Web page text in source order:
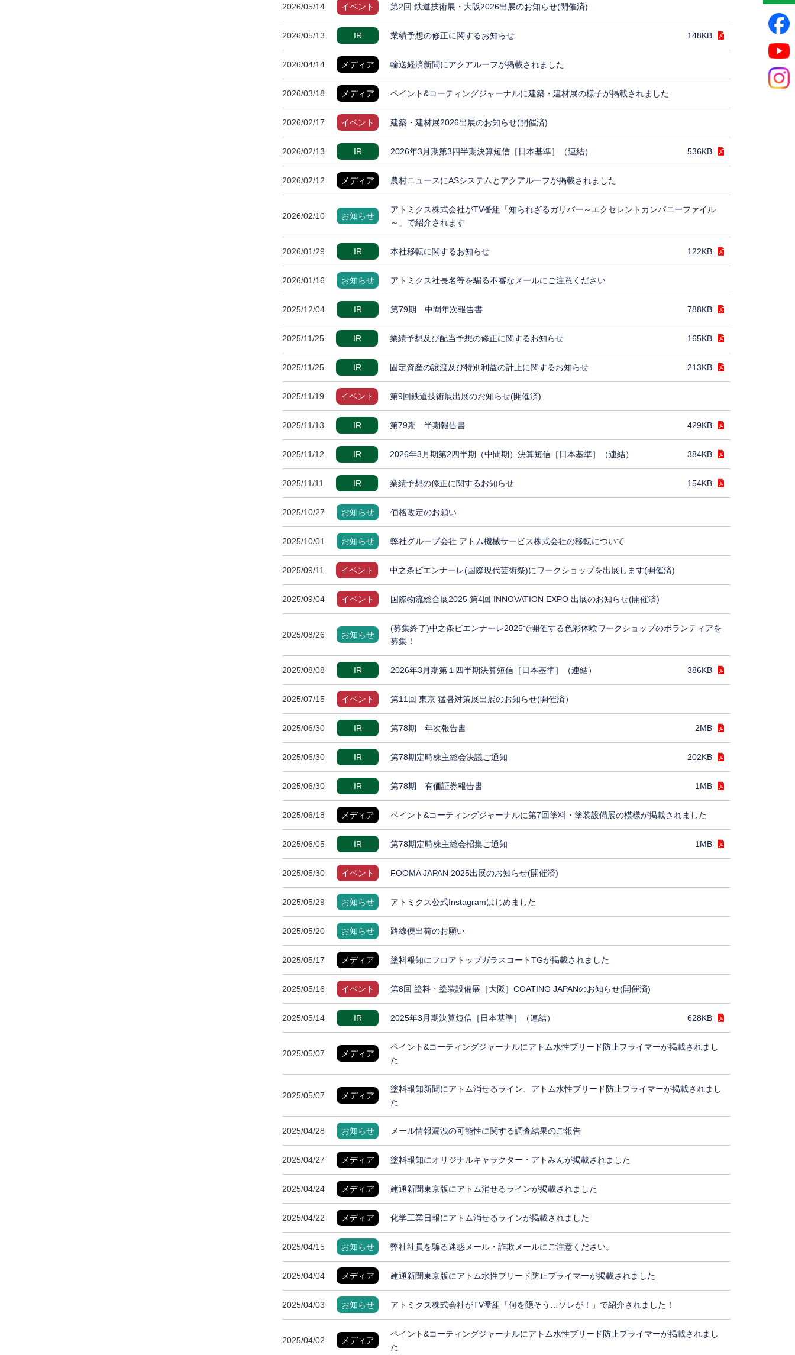
2026/05/14 イベント 第2回 鉄道技術展・大阪2026出展のお知らせ(開催済)
2026/05/13 IR 業績予想の修正に関するお知らせ 148KB
2026/04/14 メディア 輸送経済新聞にアクアルーフが掲載されました
2026/03/18 メディア ペイント&コーティングジャーナルに建築・建材展の様子が掲載されました
2026/02/17 イベント 建築・建材展2026出展のお知らせ(開催済)
2026/02/13 IR 2026年3月期第3四半期決算短信［日本基準］（連結） 536KB
2026/02/12 メディア 農村ニュースにASシステムとアクアルーフが掲載されました
2026/02/10 お知らせ
アトミクス株式会社がTV番組「知られざるガリバー～エクセレントカンパニーファイル
～」で紹介されます
2026/01/29 IR 本社移転に関するお知らせ 122KB
2026/01/16 お知らせ アトミクス社長名等を騙る不審なメールにご注意ください
2025/12/04 IR 第79期 中間年次報告書 788KB
2025/11/25 IR 業績予想及び配当予想の修正に関するお知らせ 165KB
2025/11/25 IR 固定資産の譲渡及び特別利益の計上に関するお知らせ 213KB
2025/11/19 イベント 第9回鉄道技術展出展のお知らせ(開催済)
2025/11/13 IR 第79期 半期報告書 429KB
2025/11/12 IR 2026年3月期第2四半期（中間期）決算短信［日本基準］（連結） 384KB
2025/11/11 IR 業績予想の修正に関するお知らせ 154KB
2025/10/27 お知らせ 価格改定のお願い
2025/10/01 お知らせ 弊社グループ会社 アトム機械サービス株式会社の移転について
2025/09/11 イベント 中之条ビエンナーレ(国際現代芸術祭)にワークショップを出展します(開催済)
2025/09/04 イベント 国際物流総合展2025 第4回 INNOVATION EXPO 出展のお知らせ(開催済)
2025/08/26 お知らせ
(募集終了)中之条ビエンナーレ2025で開催する色彩体験ワークショップのボランティアを
募集！
2025/08/08 IR 2026年3月期第１四半期決算短信［日本基準］（連結） 386KB
2025/07/15 イベント 第11回 東京 猛暑対策展出展のお知らせ(開催済）
2025/06/30 IR 第78期 年次報告書 2MB
2025/06/30 IR 第78期定時株主総会決議ご通知 202KB
2025/06/30 IR 第78期 有価証券報告書 1MB
2025/06/18 メディア ペイント&コーティングジャーナルに第7回塗料・塗装設備展の模様が掲載されました
2025/06/05 IR 第78期定時株主総会招集ご通知 1MB
2025/05/30 イベント FOOMA JAPAN 2025出展のお知らせ(開催済)
2025/05/29 お知らせ アトミクス公式Instagramはじめました
2025/05/20 お知らせ 路線便出荷のお願い
2025/05/17 メディア 塗料報知にフロアトップガラスコートTGが掲載されました
2025/05/16 イベント 第8回 塗料・塗装設備展［大阪］COATING JAPANのお知らせ(開催済)
2025/05/14 IR 2025年3月期決算短信［日本基準］（連結） 628KB
2025/05/07 メディア
ペイント&コーティングジャーナルにアトム水性ブリード防止プライマーが掲載されまし
た
2025/05/07 メディア
塗料報知新聞にアトム消せるライン、アトム水性ブリード防止プライマーが掲載されまし
た
2025/04/28 お知らせ メール情報漏洩の可能性に関する調査結果のご報告
2025/04/27 メディア 塗料報知にオリジナルキャラクター・アトみんが掲載されました
2025/04/24 メディア 建通新聞東京版にアトム消せるラインが掲載されました
2025/04/22 メディア 化学工業日報にアトム消せるラインが掲載されました
2025/04/15 お知らせ 弊社社員を騙る迷惑メール・詐欺メールにご注意ください。
2025/04/04 メディア 建通新聞東京版にアトム水性ブリード防止プライマーが掲載されました
2025/04/03 お知らせ アトミクス株式会社がTV番組「何を隠そう…ソレが！」で紹介されました！
2025/04/02 メディア
ペイント&コーティングジャーナルにアトム水性ブリード防止プライマーが掲載されまし
た